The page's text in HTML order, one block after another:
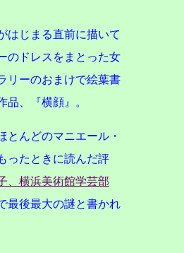
はじまる直前に描いて
のドレスをまとった女
リーのおまけで絵葉書
、『横顔』。
とんどのマニエール・
ったときに読んだ評
、横浜美術館学芸部
最後最大の謎と書かれ